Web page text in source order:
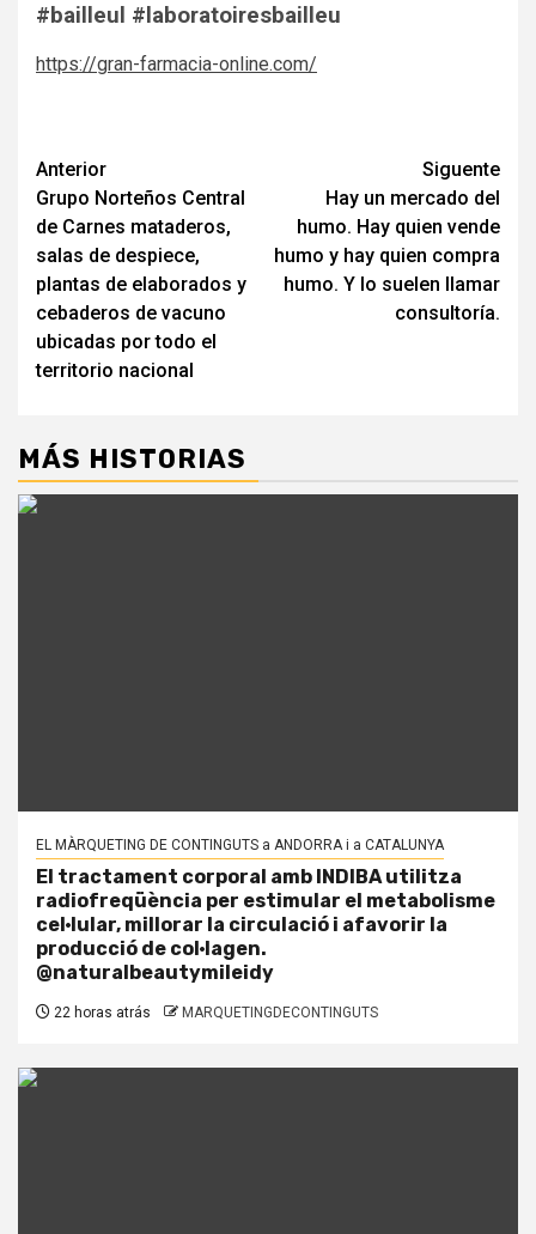
#bailleul #laboratoiresbailleu
https://gran-farmacia-online.com/
Navegación
de
entradas
Anterior
Grupo Norteños Central
de Carnes mataderos,
salas de despiece,
plantas de elaborados y
cebaderos de vacuno
ubicadas por todo el
territorio nacional
Siguente
Hay un mercado del
humo. Hay quien vende
humo y hay quien compra
humo. Y lo suelen llamar
consultoría.
MÁS HISTORIAS
EL MÀRQUETING DE CONTINGUTS a ANDORRA i a CATALUNYA
El tractament corporal amb INDIBA utilitza
radiofreqüència per estimular el metabolisme
cel·lular, millorar la circulació i afavorir la
producció de col·lagen.
@naturalbeautymileidy
22 horas atrás MARQUETINGDECONTINGUTS